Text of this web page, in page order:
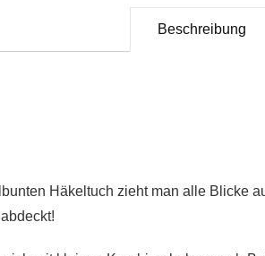
Beschreibung
Häkeltuch zieht man alle Blicke